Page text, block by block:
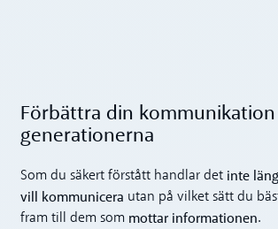
Förbättra din
generationerna
Som du säkert förstått handlar det inte
vill kommunicera utan på vilket sätt du
fram till dem som mottar informationen.